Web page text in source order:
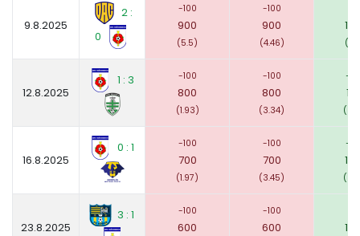
9.8.2025
2 :
0
-100
900
(5.5)
-100
900
(4.46)
12.8.2025
1 : 3 -100
800
(1.93)
-100
800
(3.34)
16.8.2025
0 : 1 -100
700
(1.97)
-100
700
(3.45)
23.8.2025
3 : 1 -100
600
-100
600